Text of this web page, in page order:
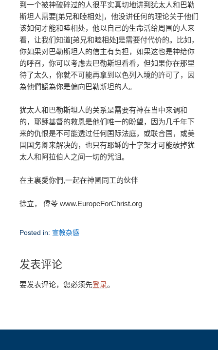
到一个被神破碎过的人很平实真切地讲到犹太人和巴勒
斯坦人需要[弟兄和睦相处]，他没讲任何的理论关于他们
该如何才能和睦相处，他以自己的生命活给周围的人来
看，让我们知道[弟兄和睦相处]是需要付代价的。比如，
你如果对巴勒斯坦人的信主有负担，如果这也是神给你
的呼召，你可以考虑去巴勒斯坦看看，但如果你在那里
待了太久，你就不可能再拿到以色列入境的許可了，因
為他們認為你是偏向巴勒斯坦的人。
犹太人和巴勒斯坦人的关系是需要有神在当中来调和
的，耶稣基督的救恩是他们唯一的盼望，因为几千年下
来的仇恨是不可能透过任何国际法庭，或联合国，或美
国国务卿来解决的，也只有耶稣的十字架才可能破掉犹
太人和阿拉伯人之间一切的咒诅。
在主裏愛你們,一起在神國同工的伙伴
徐立， 偉苓 www.EuropeForChrist.org
Posted in: 宣教杂感
发表评论
要发表评论，您必须先登录。